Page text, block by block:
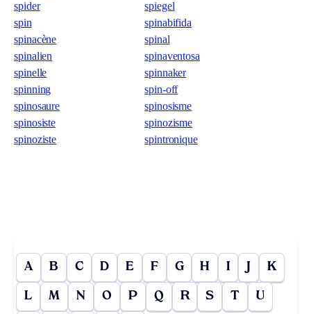
spider
spiegel
spin
spinabifida
spinacène
spinal
spinalien
spinaventosa
spinelle
spinnaker
spinning
spin-off
spinosaure
spinosisme
spinosiste
spinozisme
spinoziste
spintronique
A B C D E F G H I J K
L M N O P Q R S T U